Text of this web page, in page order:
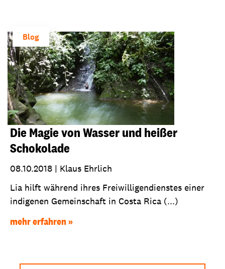
Blog
Die Magie von Wasser und heißer
Schokolade
08.10.2018 | Klaus Ehrlich
Lia hilft während ihres Freiwilligendienstes einer
indigenen Gemeinschaft in Costa Rica (...)
mehr erfahren